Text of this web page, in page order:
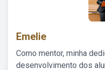
Emelie
Como mentor, minha
desenvolvimento dos